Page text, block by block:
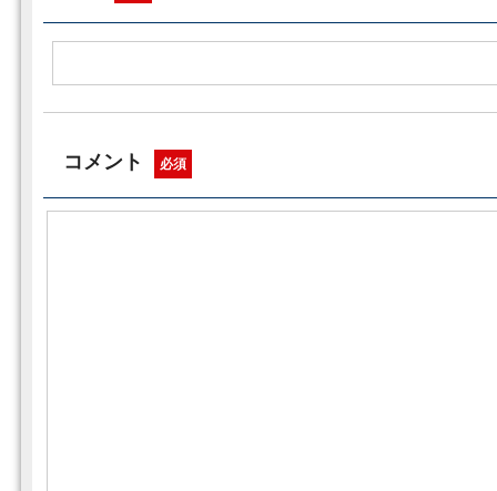
コメント 必須